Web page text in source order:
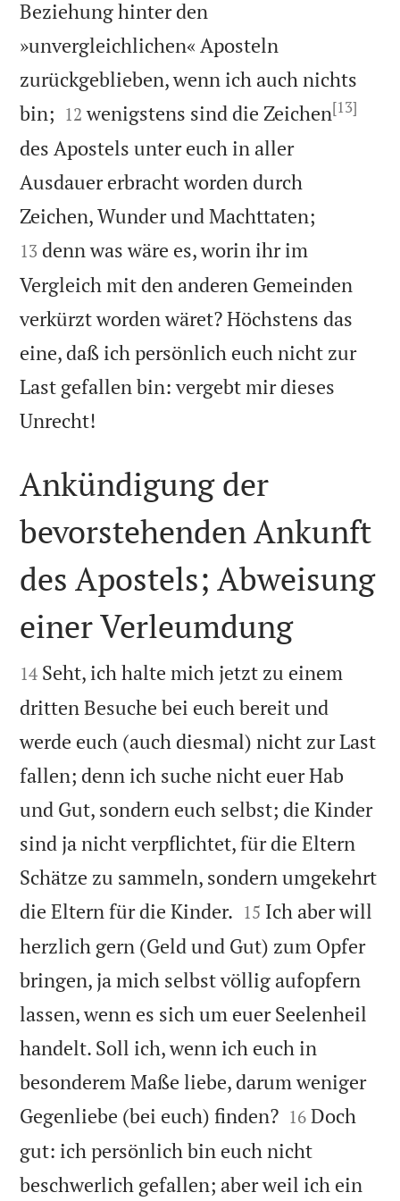
Beziehung hinter den
»unvergleichlichen« Aposteln
zurückgeblieben, wenn ich auch nichts
bin; 

12 wenigstens sind die Zeichen[13]
des Apostels unter euch in aller
Ausdauer erbracht worden durch
Zeichen, Wunder und Machttaten;
13 denn was wäre es, worin ihr im
Vergleich mit den anderen Gemeinden
verkürzt worden wäret? Höchstens das
eine, daß ich persönlich euch nicht zur
Last gefallen bin: vergebt mir dieses
Unrecht!

Ankündigung der
bevorstehenden Ankunft
des Apostels; Abweisung
einer Verleumdung

14 Seht, ich halte mich jetzt zu einem
dritten Besuche bei euch bereit und
werde euch (auch diesmal) nicht zur Last
fallen; denn ich suche nicht euer Hab
und Gut, sondern euch selbst; die Kinder
sind ja nicht verpflichtet, für die Eltern
Schätze zu sammeln, sondern umgekehrt
die Eltern für die Kinder. 

15 Ich aber will
herzlich gern (Geld und Gut) zum Opfer
bringen, ja mich selbst völlig aufopfern
lassen, wenn es sich um euer Seelenheil
handelt. Soll ich, wenn ich euch in
besonderem Maße liebe, darum weniger
Gegenliebe (bei euch) finden?
16 Doch
gut: ich persönlich bin euch nicht
beschwerlich gefallen; aber weil ich ein